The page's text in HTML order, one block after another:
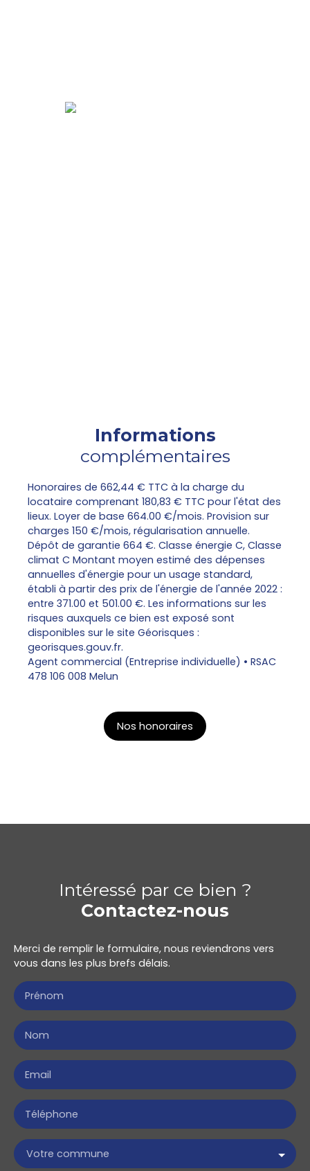
Informations
complémentaires
Honoraires de 662,44 € TTC à la charge du
locataire comprenant 180,83 € TTC pour l'état des
lieux. Loyer de base 664.00 €/mois. Provision sur
charges 150 €/mois, régularisation annuelle.
Dépôt de garantie 664 €. Classe énergie C, Classe
climat C Montant moyen estimé des dépenses
annuelles d'énergie pour un usage standard,
établi à partir des prix de l'énergie de l'année 2022 :
entre 371.00 et 501.00 €. Les informations sur les
risques auxquels ce bien est exposé sont
disponibles sur le site Géorisques :
georisques.gouv.fr.
Agent commercial (Entreprise individuelle) • RSAC
478 106 008 Melun
Nos honoraires
Intéressé par ce bien ?
Contactez-nous
Merci de remplir le formulaire, nous reviendrons vers
vous dans les plus brefs délais.
Prénom
Nom
Email
Téléphone
Votre commune